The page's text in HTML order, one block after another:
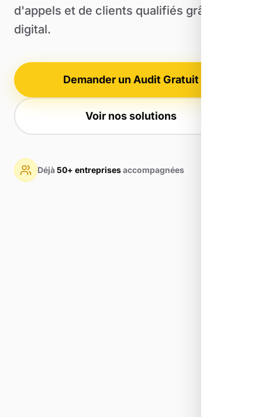
d'appels et de clients qualifiés grâce au
digital.
Demander un Audit Gratuit
Voir nos solutions
Déjà50+ entreprisesaccompagnées